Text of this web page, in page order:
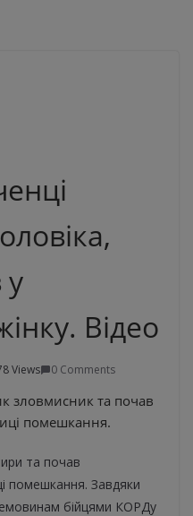
Відео
Views 0 Comments
зловмисник та почав
помешкання.
та почав
помешкання. Завдяки
бійцями КОРДу